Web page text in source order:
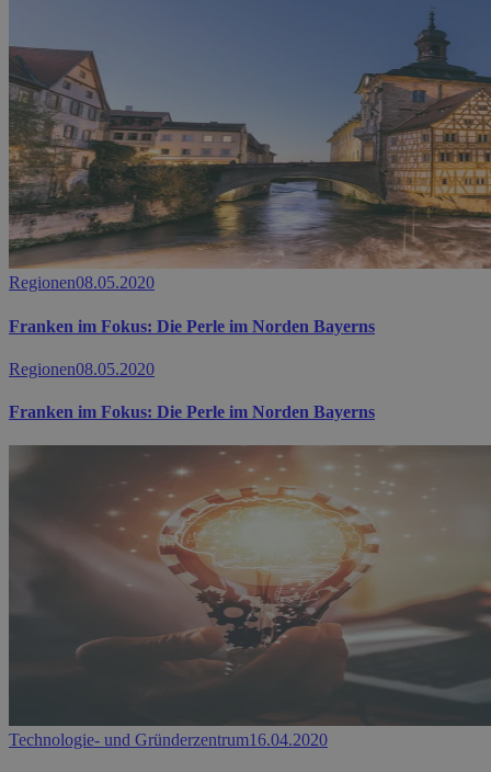
Regionen08.05.2020
Franken im Fokus: Die Perle im Norden Bayerns
Regionen08.05.2020
Franken im Fokus: Die Perle im Norden Bayerns
Technologie- und Gründerzentrum16.04.2020